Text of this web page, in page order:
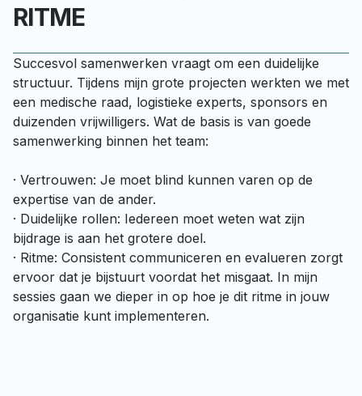
RITME
Succesvol samenwerken vraagt om een duidelijke
structuur. Tijdens mijn grote projecten werkten we met
een medische raad, logistieke experts, sponsors en
duizenden vrijwilligers. Wat de basis is van goede
samenwerking binnen het team:
· Vertrouwen: Je moet blind kunnen varen op de
expertise van de ander.
· Duidelijke rollen: Iedereen moet weten wat zijn
bijdrage is aan het grotere doel.
· Ritme: Consistent communiceren en evalueren zorgt
ervoor dat je bijstuurt voordat het misgaat. In mijn
sessies gaan we dieper in op hoe je dit ritme in jouw
organisatie kunt implementeren.